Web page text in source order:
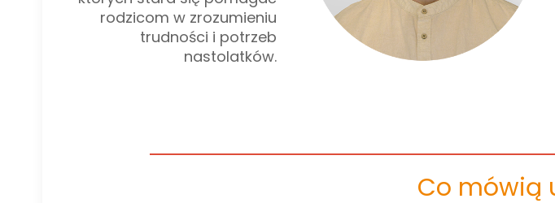
rodzicom w zrozumieniu
trudności i potrzeb
nastolatków.
Co mówią